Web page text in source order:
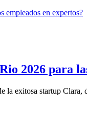
2026 para
exitosa startup